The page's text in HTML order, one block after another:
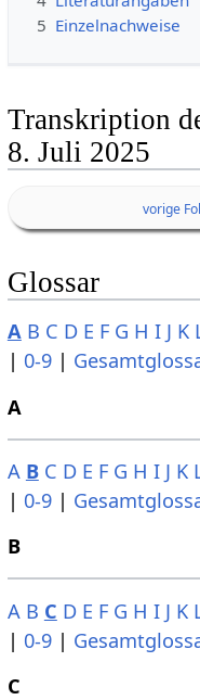
5 Einzelnachweise
Transkription
8. Juli 2025
vorige
Glossar
A B C D E F G H I J K
| 0-9|
A
A B C D E F G H I J K
| 0-9|
B
A B C D E F G H I J K
| 0-9|
C